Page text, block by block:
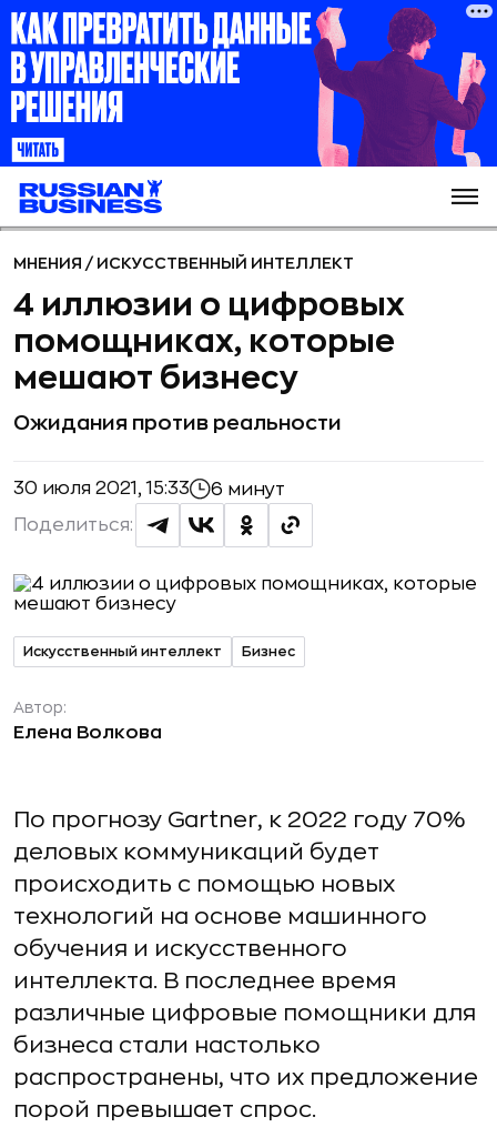
МНЕНИЯ / ИСКУССТВЕННЫЙ ИНТЕЛЛЕКТ
4 иллюзии о цифровых
помощниках, которые
мешают бизнесу
Ожидания против реальности
30 июля 2021, 15:33 6 минут
Поделиться:
Искусственный интеллект Бизнес
Автор:
Елена Волкова
По прогнозу Gartner, к 2022 году 70%
деловых коммуникаций будет
происходить с помощью новых
технологий на основе машинного
обучения и искусственного
интеллекта. В последнее время
различные цифровые помощники для
бизнеса стали настолько
распространены, что их предложение
порой превышает спрос.